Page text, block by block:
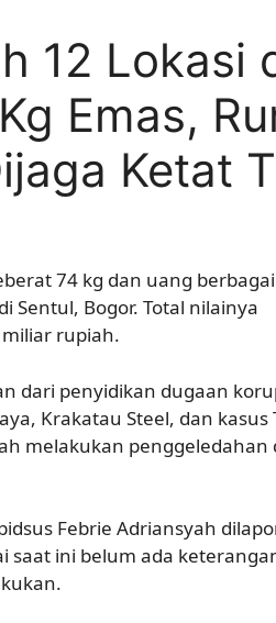
12 Lokasi
Emas,
Ketat
74 kg dan uang
Sentul, Bogor. Total nilainya
rupiah.
dari penyidikan dugaan
Krakatau Steel, dan kasus
melakukan penggeledahan
Febrie Adriansyah
saat ini belum ada